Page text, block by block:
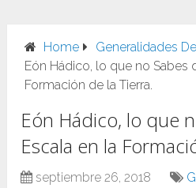
Home
Generalidades
Eón Hádico, lo que no Sabes
Formación de la Tierra.
Eón Hádico, lo que
Escala en la
septiembre 26, 2018